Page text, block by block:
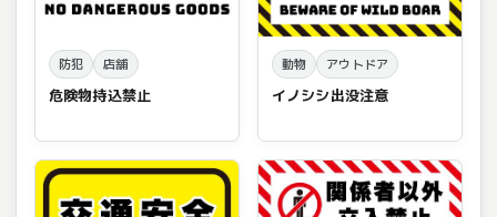
防犯 店舗
危険物持込禁止
動物 アウトドア
イノシシ出没注意